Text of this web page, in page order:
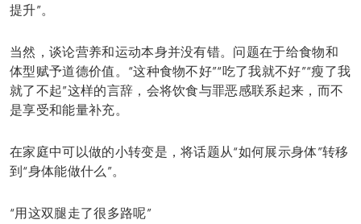
提升”。
当然，谈论营养和运动本身并没有错。问题在于给食物和
体型赋予道德价值。“这种食物不好”“吃了我就不好”“瘦了我
就了不起”这样的言辞，会将饮食与罪恶感联系起来，而不
是享受和能量补充。
在家庭中可以做的小转变是，将话题从“如何展示身体”转移
到“身体能做什么”。
“用这双腿走了很多路呢”